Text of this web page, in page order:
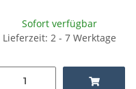
Sofort verfügbar
Lieferzeit: 2 - 7 Werktage